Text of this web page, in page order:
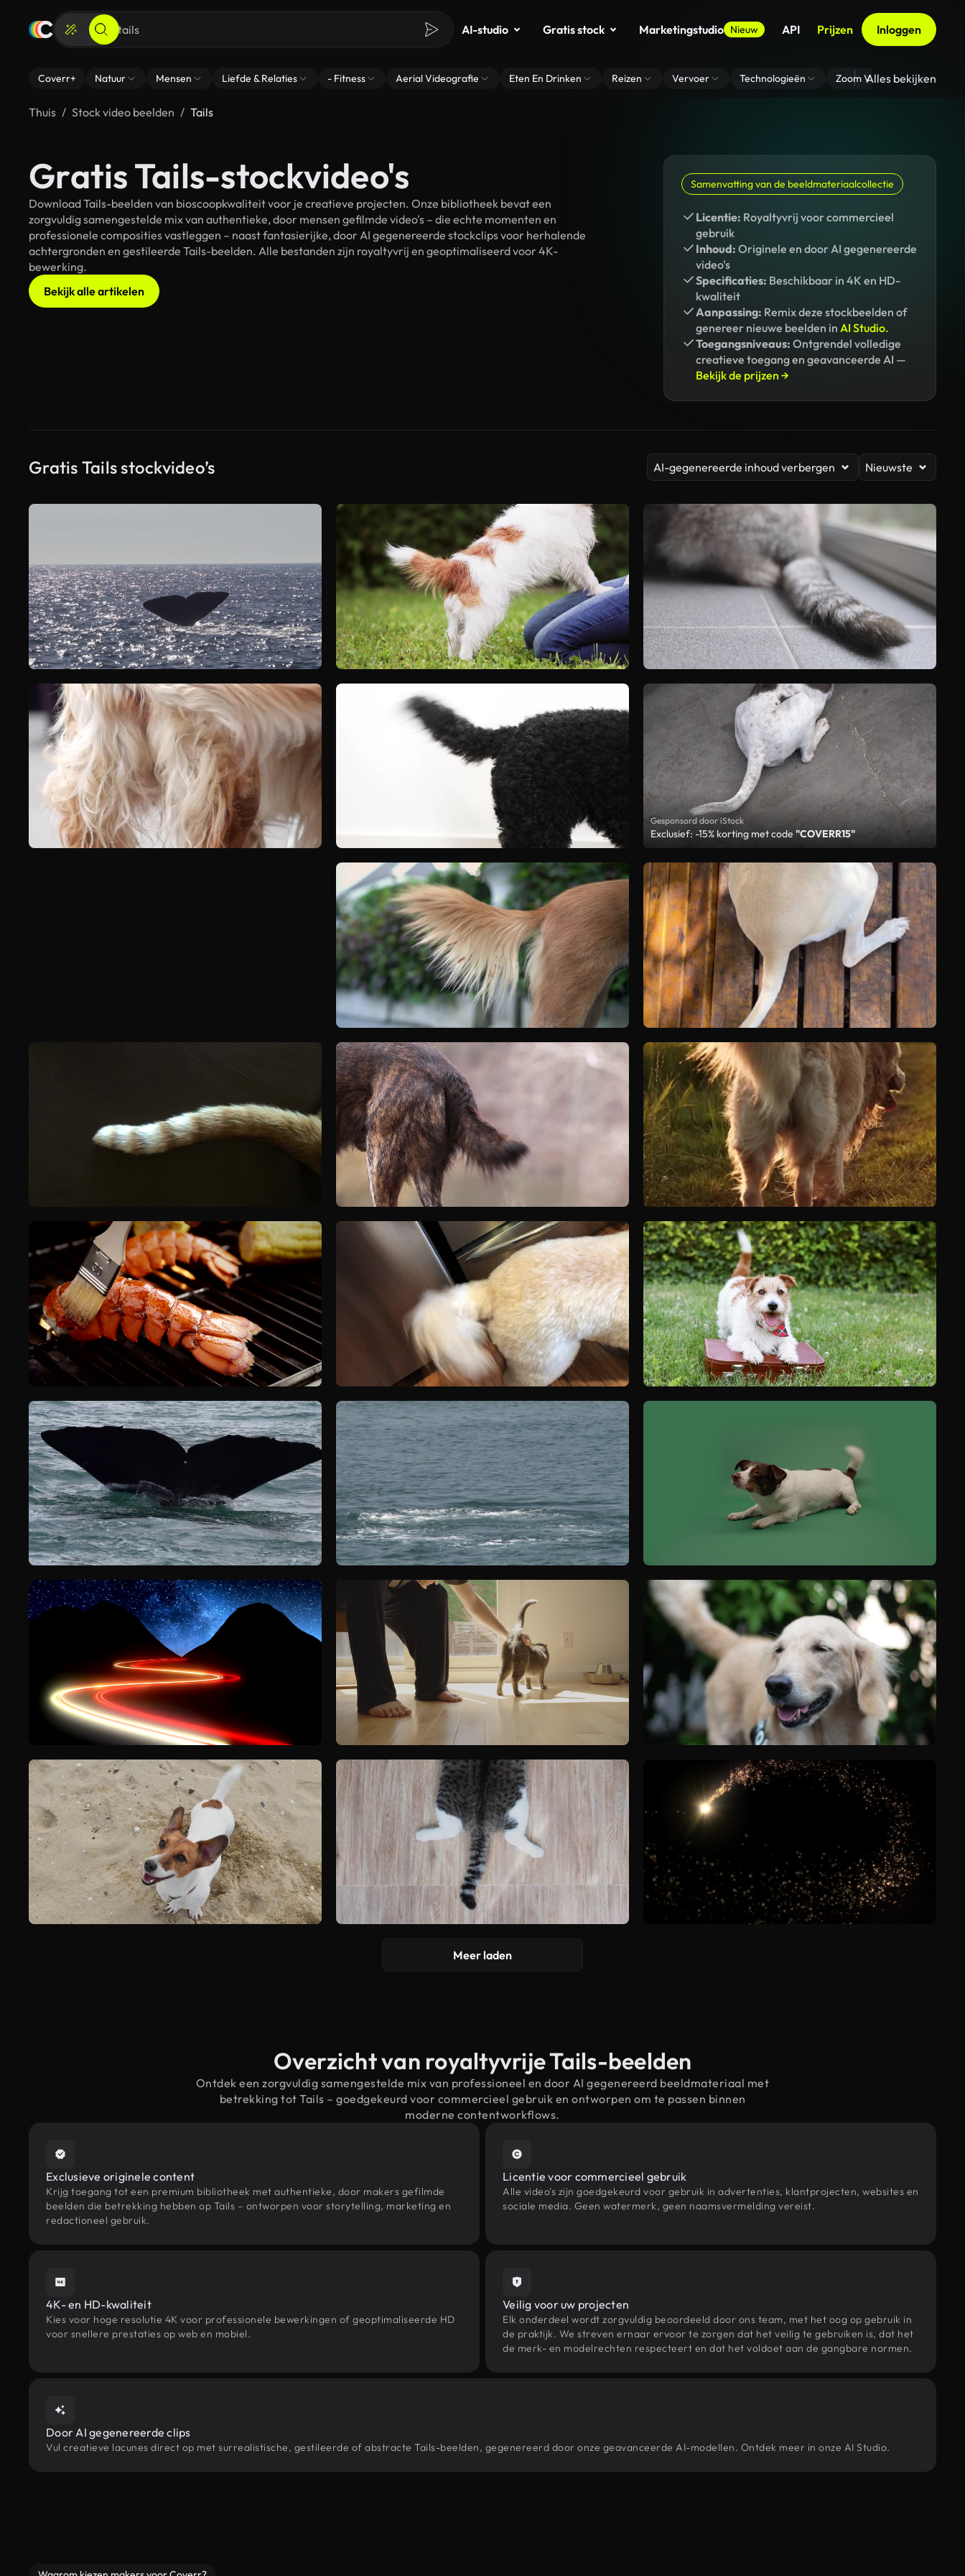
AI-studio Gratis stock Marketingstudio Nieuw API Prijzen Inloggen
Coverr+ Natuur Mensen Liefde & Relaties - Fitness Aerial Videografie Eten En Drinken Reizen Vervoer Technologieën Zoom Virtuele
Alles bekijken
Thuis Stock video beelden Tails
Gratis Tails-stockvideo's
Download Tails-beelden van bioscoopkwaliteit voor je creatieve projecten. Onze bibliotheek bevat een
zorgvuldig samengestelde mix van authentieke, door mensen gefilmde video's – die echte momenten en
professionele composities vastleggen – naast fantasierijke, door AI gegenereerde stockclips voor herhalende
achtergronden en gestileerde Tails-beelden. Alle bestanden zijn royaltyvrij en geoptimaliseerd voor 4K-
bewerking.
Bekijk alle artikelen
Samenvatting van de beeldmateriaalcollectie
Licentie: Royaltyvrij voor commercieel
gebruik
Inhoud: Originele en door AI gegenereerde
video's
Specificaties: Beschikbaar in 4K en HD-
kwaliteit
Aanpassing: Remix deze stockbeelden of
genereer nieuwe beelden in AI Studio.
Toegangsniveaus: Ontgrendel volledige
creatieve toegang en geavanceerde AI —
Bekijk de prijzen →
Gratis Tails stockvideo’s AI-gegenereerde inhoud verbergen Nieuwste
Gesponsord door iStock
Exclusief: -15% korting met code "COVERR15"
Meer laden
Overzicht van royaltyvrije Tails-beelden
Ontdek een zorgvuldig samengestelde mix van professioneel en door AI gegenereerd beeldmateriaal met
betrekking tot Tails – goedgekeurd voor commercieel gebruik en ontworpen om te passen binnen
moderne contentworkflows.
Exclusieve originele content
Krijg toegang tot een premium bibliotheek met authentieke, door makers gefilmde
beelden die betrekking hebben op Tails – ontworpen voor storytelling, marketing en
redactioneel gebruik.
Licentie voor commercieel gebruik
Alle video's zijn goedgekeurd voor gebruik in advertenties, klantprojecten, websites en
sociale media. Geen watermerk, geen naamsvermelding vereist.
4K- en HD-kwaliteit
Kies voor hoge resolutie 4K voor professionele bewerkingen of geoptimaliseerde HD
voor snellere prestaties op web en mobiel.
Veilig voor uw projecten
Elk onderdeel wordt zorgvuldig beoordeeld door ons team, met het oog op gebruik in
de praktijk. We streven ernaar ervoor te zorgen dat het veilig te gebruiken is, dat het
de merk- en modelrechten respecteert en dat het voldoet aan de gangbare normen.
Door AI gegenereerde clips
Vul creatieve lacunes direct op met surrealistische, gestileerde of abstracte Tails-beelden, gegenereerd door onze geavanceerde AI-modellen. Ontdek meer in onze AI Studio.